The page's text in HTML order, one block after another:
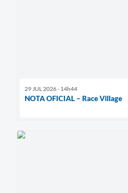
29 JUL 2026 - 14h44
NOTA OFICIAL – Race Village